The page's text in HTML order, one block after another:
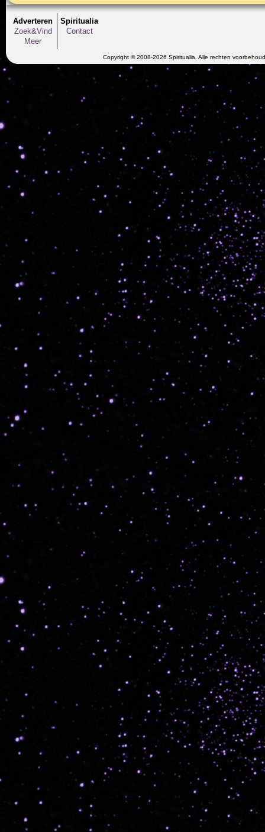
Adverteren
Zoek&Vind
Meer
Spiritualia
Contact
Copyright © 2008-2026 Spiritualia. Alle rechten